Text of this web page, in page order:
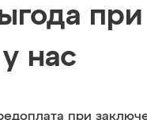
при
нас
при